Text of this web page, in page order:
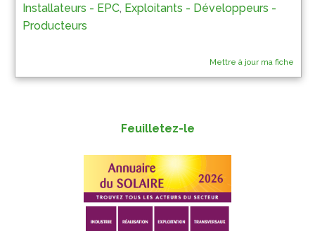
Installateurs - EPC, Exploitants - Développeurs -
Producteurs
Mettre à jour ma fiche
Feuilletez-le